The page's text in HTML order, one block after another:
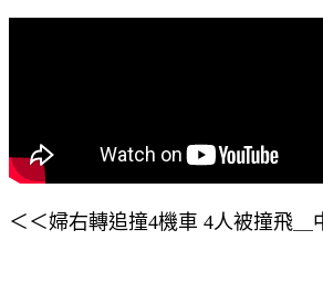
＜＜婦右轉追撞4機車 4人被撞飛＿